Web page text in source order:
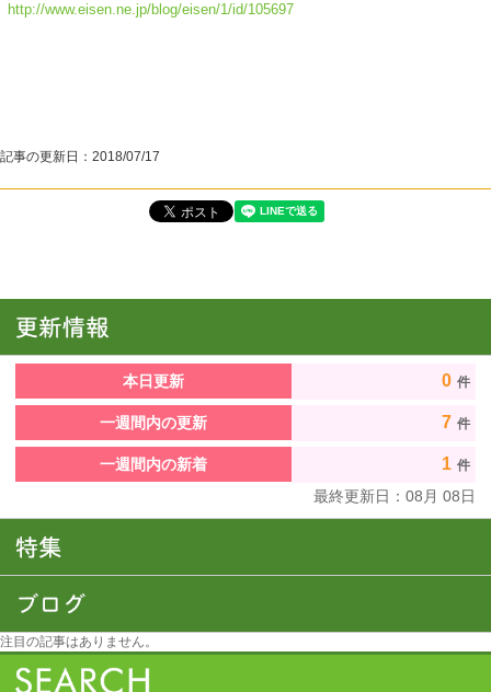
http://www.eisen.ne.jp/blog/eisen/1/id/105697
記事の更新日： 2018/07/17
本日更新 0 件
一週間内の更新 7 件
一週間内の新着 1 件
最終更新日： 08 月 08日
注目の記事はありません。